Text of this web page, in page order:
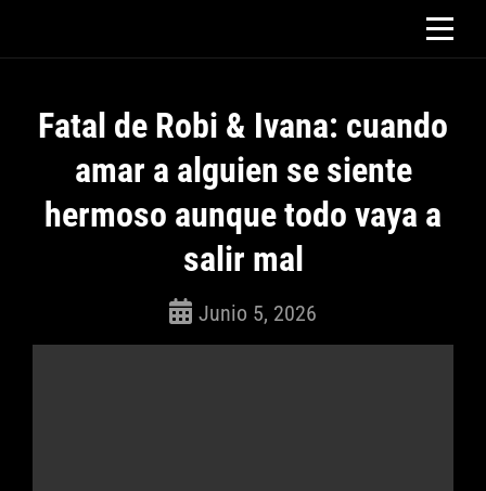
Fatal de Robi & Ivana: cuando
amar a alguien se siente
hermoso aunque todo vaya a
salir mal
Junio 5, 2026